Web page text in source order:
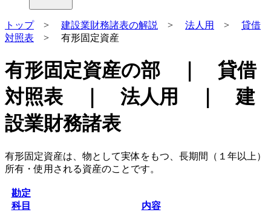
トップ> 建設業財務諸表の解説 > 法人用 > 貸借
対照表 > 有形固定資産
有形固定資産の部 ｜ 貸借
対照表 ｜ 法人用 ｜ 建
設業財務諸表
有形固定資産は、物として実体をもつ、長期間（１年以上）
所有・使用される資産のことです。
勘定
科目
内容